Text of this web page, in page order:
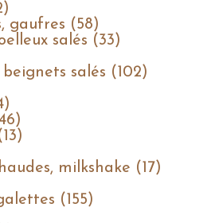
gaufres (58)
salés (33)
salés (102)
milkshake (17)
(155)